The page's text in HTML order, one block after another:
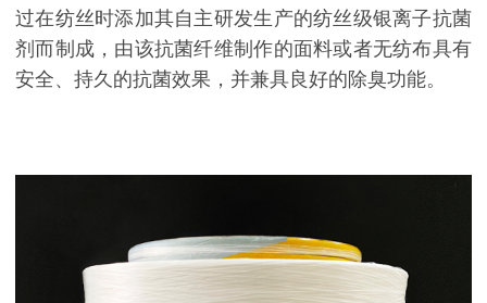
过在纺丝时添加其自主研发生产的纺丝级银离子抗菌
剂而制成，由该抗菌纤维制作的面料或者无纺布具有
安全、持久的抗菌效果，并兼具良好的除臭功能。